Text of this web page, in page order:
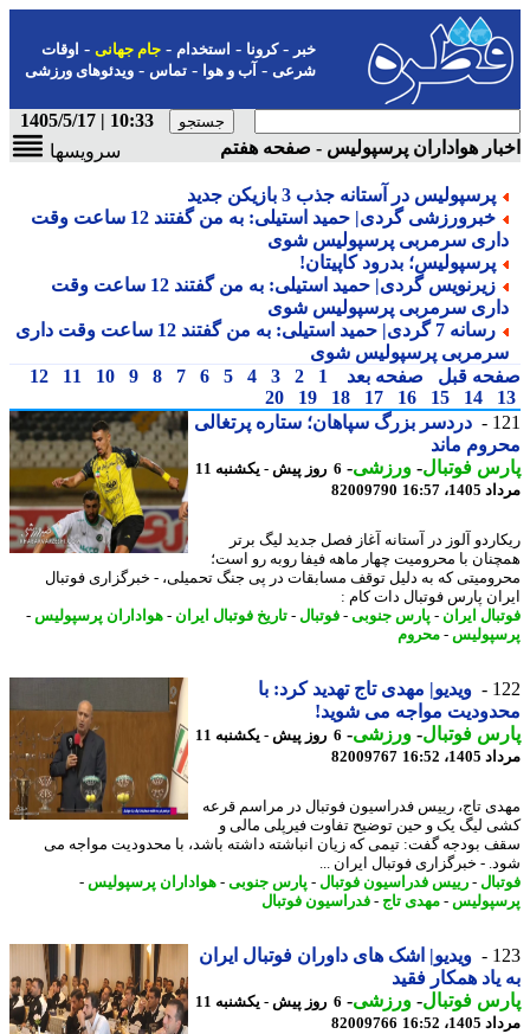
-کرونا-استخدام- جام جهانی-اوقات
شرعی-آب و هوا-تماس-ویدئوهای ورزشی
10:33 | 1405/5/17
هواداران پرسپولیس - صفحه هفتم
سرویسها
پرسپولیس در آستانه جذب 3 بازیکن جدید
خبرورزشی گردی| حمید استیلی: به من گفتند 12 ساعت وقت
سرمربی پرسپولیس شوی
پرسپولیس؛ بدرود کاپیتان!
زیرنویس گردی| حمید استیلی: به من گفتند 12 ساعت وقت
سرمربی پرسپولیس شوی
رسانه 7 گردی| حمید استیلی: به من گفتند 12 ساعت وقت داری
پرسپولیس شوی
قبل صفحه بعد 1
2
3
4
5
6
7
8
9
10
11
12
14
15
16
17
18
19
20
دردسر بزرگ سپاهان؛ ستاره پرتغالی
ماند
فوتبال-ورزشی-
6 روز پیش - یکشنبه 11
16:57
82009790
آلوز در آستانه آغاز فصل جدید لیگ برتر
با محرومیت چهار ماهه فیفا روبه رو است؛
که به دلیل توقف مسابقات در پی جنگ تحمیلی، - خبرگزاری فوتبال
پارس فوتبال دات کام :
ایران - پارس جنوبی-فوتبال-تاریخ فوتبال ایران - هواداران پرسپولیس-
-محروم
ویدیو| مهدی تاج تهدید کرد: با
مواجه می شوید!
فوتبال-ورزشی-
6 روز پیش - یکشنبه 11
16:52
82009767
تاج، رییس فدراسیون فوتبال در مراسم قرعه
لیگ یک و حین توضیح تفاوت فیرپلی مالی و
بودجه گفت: تیمی که زیان انباشته داشته باشد، با محدودیت مواجه می
- خبرگزاری فوتبال ایران ...
-رییس فدراسیون فوتبال-پارس جنوبی-هواداران پرسپولیس-
-مهدی تاج-فدراسیون فوتبال
ویدیو| اشک های داوران فوتبال ایران
همکار فقید
فوتبال-ورزشی-
6 روز پیش - یکشنبه 11
16:52
82009766